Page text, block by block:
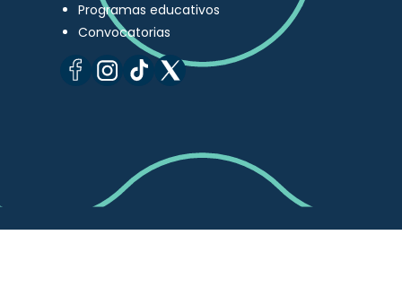
Programas educativos
Convocatorias